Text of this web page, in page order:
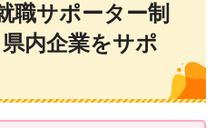
職サポーター制
内企業をサポ